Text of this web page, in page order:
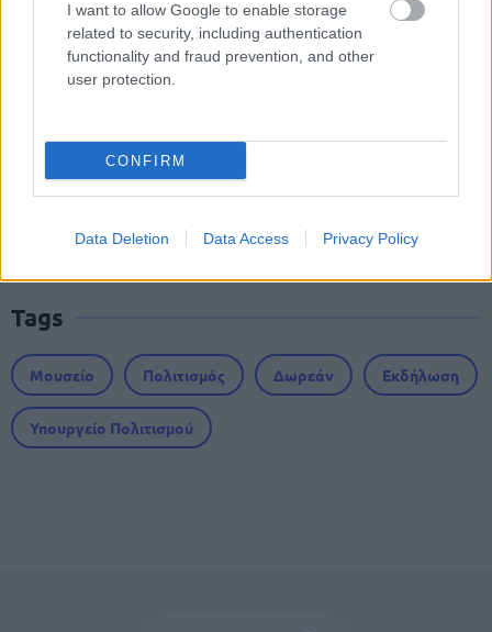
I want to allow Google to enable storage
related to security, including authentication
functionality and fraud prevention, and other
user protection.
CONFIRM
Data Deletion Data Access Privacy Policy
ΔΥΠΑ: Ειδικό βοήθημα ανεργίας 565
ευρώ – Ποια δικαιολογητικά
απαιτούνται
ΑΣΕΠ: 1.866 μόνιμες προσλήψεις ΑμεΑ
- Τι ειδικότητες θα ζητηθούν
Tags
Μουσείο Πολιτισμός Δωρεάν Εκδήλωση
Υπουργείο Πολιτισμού